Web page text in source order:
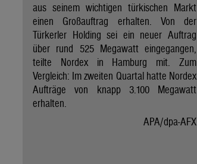
aus seinem wichtigen türkischen Markt
einen Großauftrag erhalten. Von der
Türkerler Holding sei ein neuer Auftrag
über rund 525 Megawatt eingegangen,
teilte Nordex in Hamburg mit. Zum
Vergleich: Im zweiten Quartal hatte Nordex
Aufträge von knapp 3.100 Megawatt
erhalten.
APA/dpa-AFX